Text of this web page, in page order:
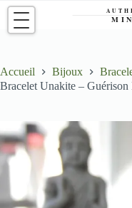
Passer
contenu
Accueil Bijoux
Bracelet Unakite –